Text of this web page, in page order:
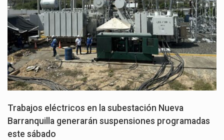
Trabajos eléctricos en la subestación Nueva
Barranquilla generarán suspensiones programadas
este sábado